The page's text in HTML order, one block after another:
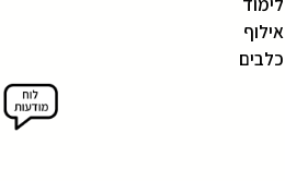
אילוף
כלבים